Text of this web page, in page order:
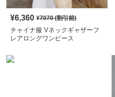
¥6,360 ¥7070(割引前)
チャイナ服 Vネックギャザーフ
レアロングワンピース